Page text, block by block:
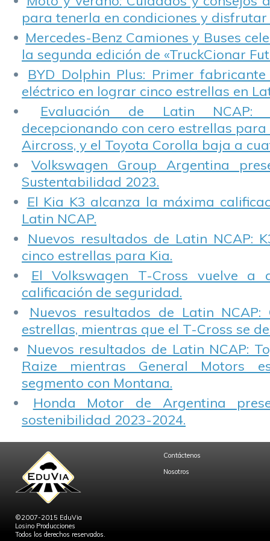
para tenerla en condiciones y disfrutar
Mercedes-Benz Camiones y Buses
la segunda edición de «TruckCionar
BYD Dolphin Plus: Primer
eléctrico en lograr cinco estrellas en
Evaluación de Latin NCAP:
decepcionando con cero estrellas para
Aircross, y el Toyota Corolla baja a
Volkswagen Group Argentina
Sustentabilidad 2023.
El Kia K3 alcanza la máxima
Latin NCAP.
Nuevos resultados de Latin NCAP:
cinco estrellas para Kia.
El Volkswagen T-Cross vuelve a
calificación de seguridad.
Nuevos resultados de Latin NCAP:
estrellas, mientras que el T-Cross se
Nuevos resultados de Latin NCAP:
Raize mientras General Motors
segmento con Montana.
Honda Motor de Argentina
sostenibilidad 2023-2024.
©2007-2015 EduVia
Losino Producciones
Todos los derechos reservados.
Contáctenos
Nosotros